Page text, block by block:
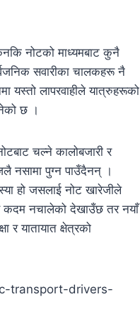
नोटको माध्यमबाट कुनै
सवारीका चालकहरू नै
यस्तो लापरवाहीले यात्रुहरूको
छ ।
चल्ने कालोबजारी र
नसामा पुग्न पाउँदैनन् ।
हो जसलाई नोट खारेजीले
कदम नचालेको देखाउँछ तर नयाँ
यातायात क्षेत्रको
transport-drivers-